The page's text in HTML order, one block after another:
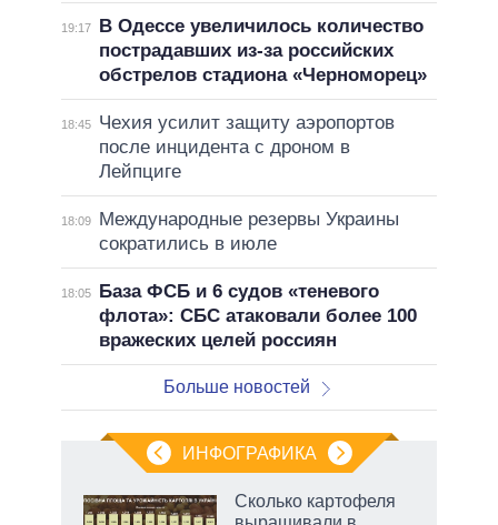
19:17
В Одессе увеличилось количество
пострадавших из-за российских
обстрелов стадиона «Черноморец»
18:45
Чехия усилит защиту аэропортов
после инцидента с дроном в
Лейпциге
18:09
Международные резервы Украины
сократились в июле
18:05
База ФСБ и 6 судов «теневого
флота»: СБС атаковали более 100
вражеских целей россиян
Больше новостей
ИНФОГРАФИКА
Сколько картофеля